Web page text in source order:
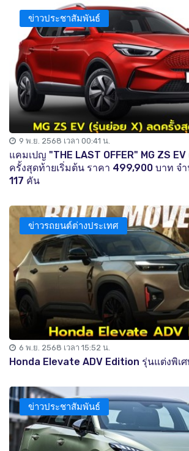
ข่าวประชาสัมพันธ์
9 พ.ย. 2568 เวลา 00:41 น.
แคมเปญ "THE LAST OFFER" MG ZS
ครั้งสุดท้ายเริ่มต้น ราคา 499,900 บาท จำ
117 คัน
ข่าวรถยนต์ต่างประเทศ
6 พ.ย. 2568 เวลา 15:52 น.
Honda Elevate ADV Edition รุ่นแต่งพิเ
ข่าวประชาสัมพันธ์